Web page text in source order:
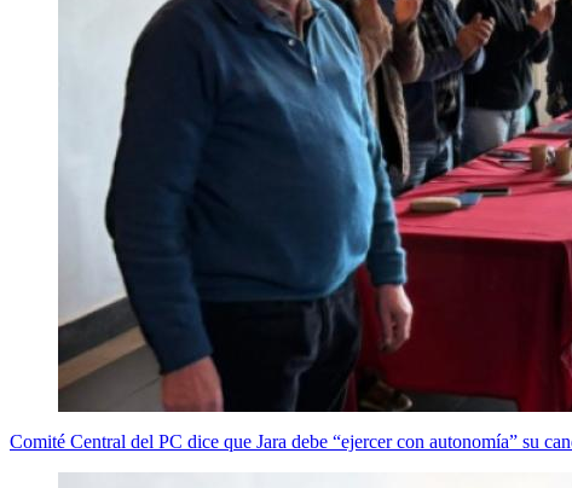
Comité Central del PC dice que Jara debe “ejercer con autonomía” su